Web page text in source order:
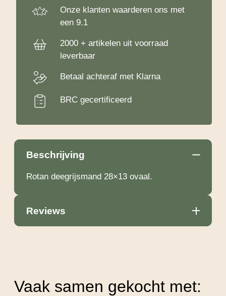
Onze klanten waarderen ons met
een 9.1
2000 + artikelen uit voorraad
leverbaar
Betaal achteraf met Klarna
BRC gecertificeerd
Beschrijving
Rotan deegrijsmand 28×13 ovaal.
Reviews
Vaak samen gekocht met: